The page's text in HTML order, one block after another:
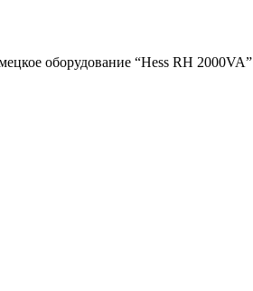
оборудование “Hess RH 2000VA”